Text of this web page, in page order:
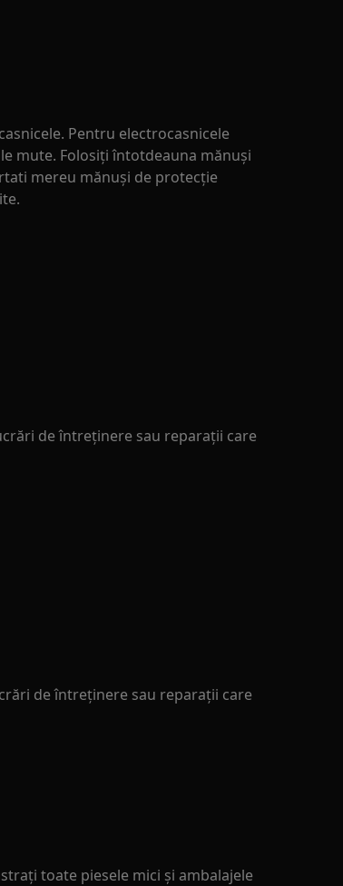
Pentru electrocasnicele
mute. Folosiți întotdeauna mănuși
mereu mănuși de protecție
de întreținere sau reparații care
de întreținere sau reparații care
toate piesele mici și ambalajele